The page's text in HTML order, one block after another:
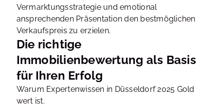
Vermarktungsstrategie und emotional
ansprechenden Präsentation den bestmöglichen
Verkaufspreis zu erzielen.
Die richtige
Immobilienbewertung als Basis
für Ihren Erfolg
Warum Expertenwissen in Düsseldorf 2025 Gold
wert ist.